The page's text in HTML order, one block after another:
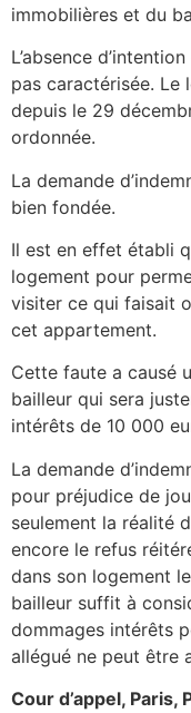
immobilières et du
L’absence
pas caractérisée.
depuis le 29
ordonnée.
La demande
bien fondée.
Il est en effet établi
logement pour
visiter ce qui faisait
cet appartement.
Cette faute a causé
bailleur qui sera
intérêts de 10 000
La demande
pour préjudice de
seulement la réalité
encore le refus
dans son logement
bailleur suffit à
dommages intérêts
allégué ne peut être
Cour d’appel,